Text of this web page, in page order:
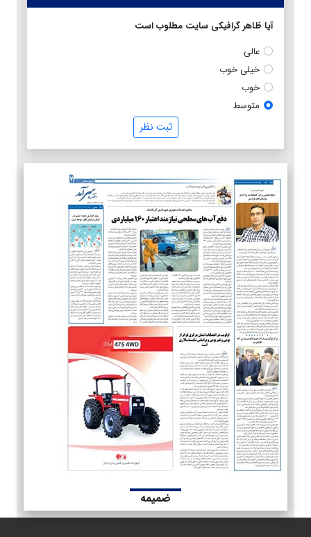
آیا ظاهر گرافیکی سایت مطلوب است
عالی
خیلی خوب
خوب
متوسط
ثبت نظر
ضمیمه